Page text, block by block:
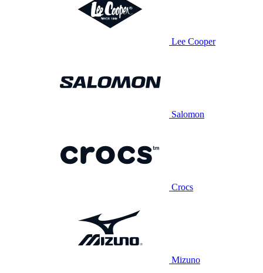
Lee Cooper
Salomon
Crocs
Mizuno